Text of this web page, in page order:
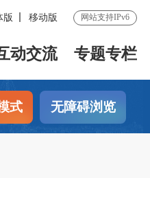
版 移动版 网站支持IPv6
动交流 专题专栏
式 无障碍浏览